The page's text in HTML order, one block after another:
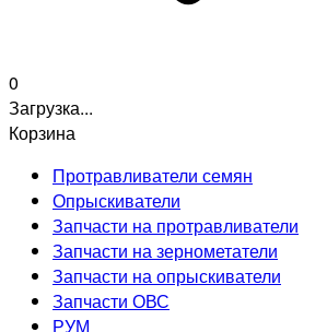
0
Загрузка...
Корзина
Протравливатели семян
Опрыскиватели
Запчасти на протравливатели
Запчасти на зернометатели
Запчасти на опрыскиватели
Запчасти ОВС
РУМ